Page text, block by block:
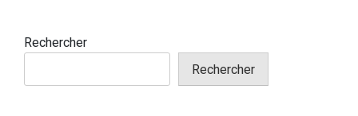
Rechercher
Rechercher